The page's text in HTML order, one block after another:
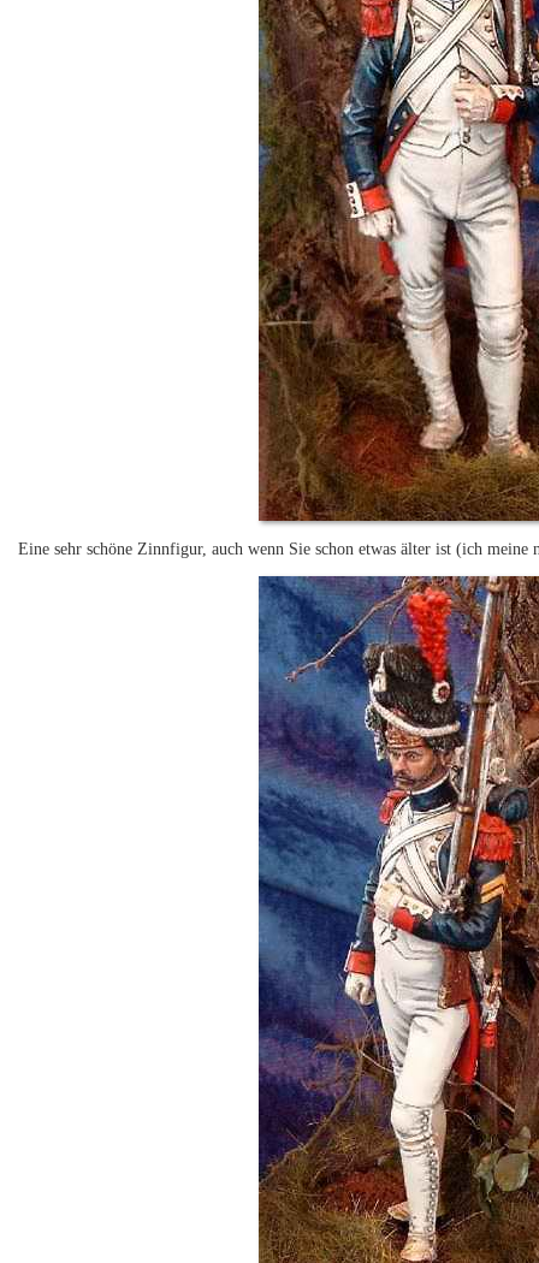
Eine sehr schöne Zinnfigur, auch wenn Sie schon etwas älter ist (ich meine